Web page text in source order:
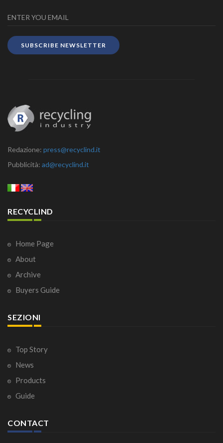
SUBSCRIBE NEWSLETTER
Redazione: press@recyclind.it
Pubblicità: ad@recyclind.it
RECYCLIND
Home Page
About
Archive
Buyers Guide
SEZIONI
Top Story
News
Products
Guide
CONTACT